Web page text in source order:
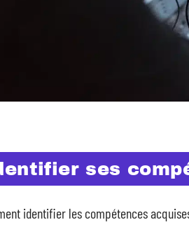
ses
identifier les compétences